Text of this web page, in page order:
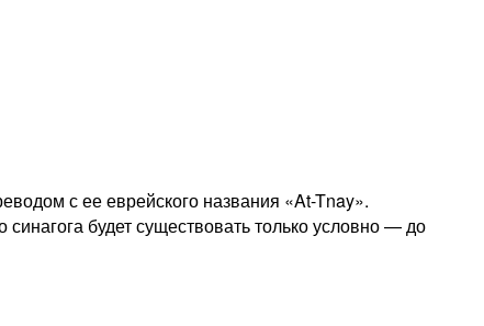
с ее еврейского названия «At-Tnay».
будет существовать только условно — до